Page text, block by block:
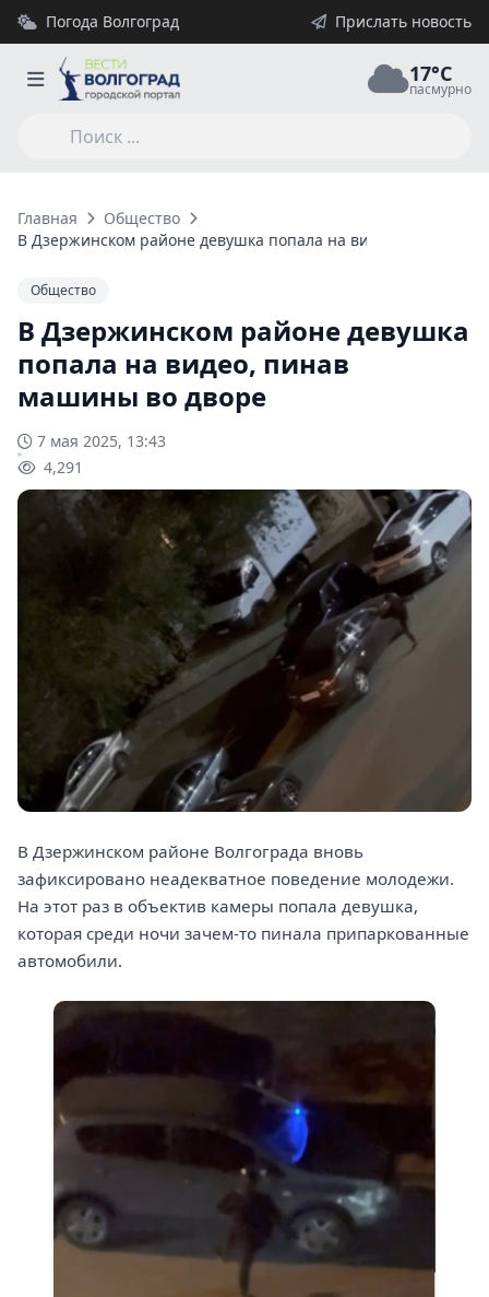
Погода Волгоград Прислать новость
17°C
пасмурно
Главная
Общество
В Дзержинском районе девушка попала на видео, пинав
Общество
В Дзержинском районе девушка
попала на видео, пинав
машины во дворе
7 мая 2025, 13:43
4,291
В Дзержинском районе Волгограда вновь
зафиксировано неадекватное поведение молодежи.
На этот раз в объектив камеры попала девушка,
которая среди ночи зачем-то пинала припаркованные
автомобили.